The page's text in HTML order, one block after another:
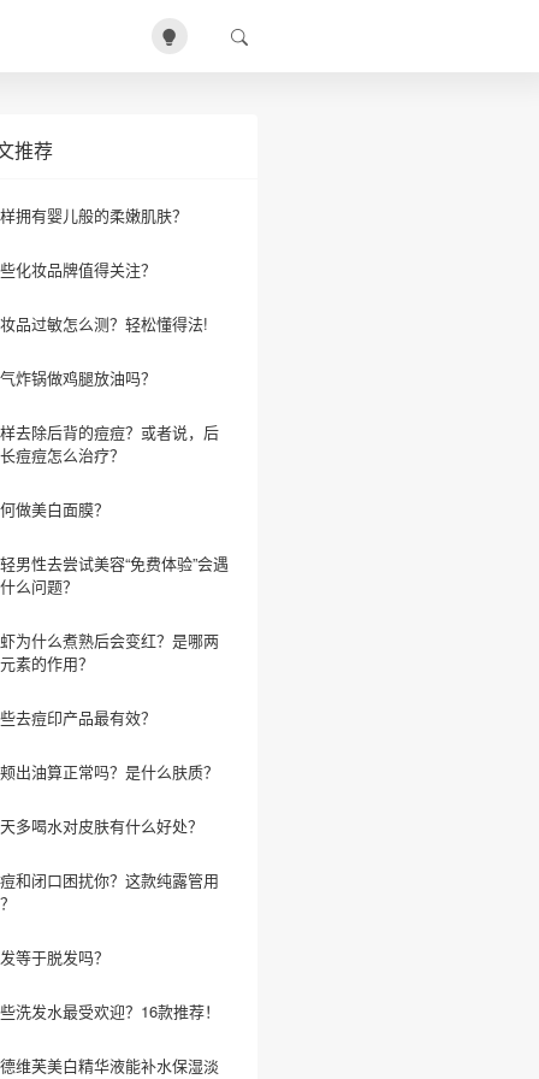
推荐
拥有婴儿般的柔嫩肌肤？
化妆品牌值得关注？
品过敏怎么测？轻松懂得法!
炸锅做鸡腿放油吗？
去除后背的痘痘？或者说，后
痘痘怎么治疗？
做美白面膜？
男性去尝试美容“免费体验”会遇
么问题？
为什么煮熟后会变红？是哪两
素的作用？
去痘印产品最有效？
出油算正常吗？是什么肤质？
多喝水对皮肤有什么好处？
和闭口困扰你？这款纯露管用
等于脱发吗？
洗发水最受欢迎？16款推荐！
维芙美白精华液能补水保湿淡